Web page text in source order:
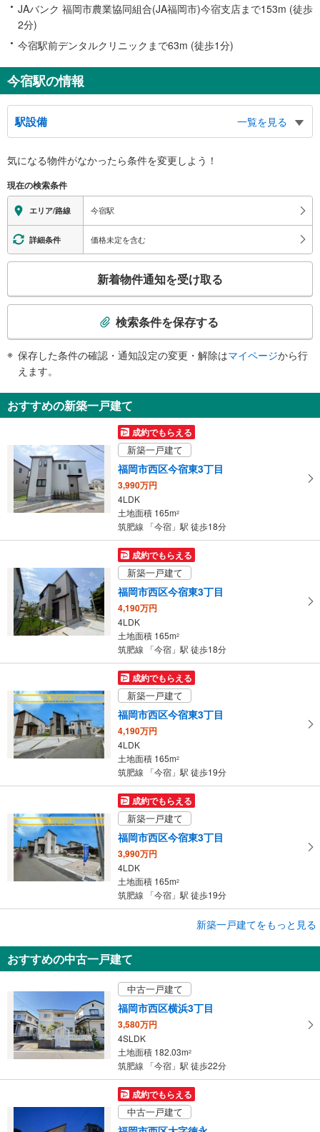
JAバンク 福岡市農業協同組合(JA福岡市)今宿支店まで153m (徒歩
2分)
今宿駅前デンタルクリニックまで63m (徒歩1分)
今宿駅の情報
駅設備
一覧を見る
※段差なしでの移動経路
地上⇔改札⇔ホーム：○
エレベータ
・各ホーム⇔跨線橋⇔改札
トイレ
《多機能トイレ》
・改札⇔地上
気になる物件がなかったら条件を変更しよう！
現在の検索条件
エリア/路線 今宿駅
詳細条件 価格未定を含む
検
知
を
け
取
る
・
条
イ
ー
ジ
に
存
る
新着物件通知を受け取る
検索条件を保存する
保存した条件の確認・通知設定の変更・解除はマイページから行
えます。
おすすめの新築一戸建て
成約でもらえる
新築一戸建て
福岡市西区今宿東3丁目
3,990万円
4LDK
土地面積 165m2
筑肥線 「今宿」駅 徒歩18分
成約でもらえる
新築一戸建て
福岡市西区今宿東3丁目
4,190万円
4LDK
土地面積 165m2
筑肥線 「今宿」駅 徒歩18分
成約でもらえる
新築一戸建て
福岡市西区今宿東3丁目
4,190万円
4LDK
土地面積 165m2
筑肥線 「今宿」駅 徒歩19分
成約でもらえる
新築一戸建て
福岡市西区今宿東3丁目
3,990万円
4LDK
土地面積 165m2
筑肥線 「今宿」駅 徒歩19分
福岡市西区今宿東3丁目
4LDK＋パントリー、ランドリースペース、WIC
土地面積 165m2
筑肥線 「今宿」駅 徒歩19分
新築一戸建てをもっと見る
おすすめの中古一戸建て
中古一戸建て
福岡市西区横浜3丁目
3,580万円
4SLDK
土地面積 182.03m2
筑肥線 「今宿」駅 徒歩22分
成約でもらえる
中古一戸建て